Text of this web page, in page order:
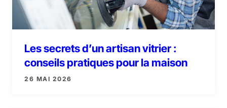
Les secrets d’un artisan vitrier :
conseils pratiques pour la maison
26 MAI 2026